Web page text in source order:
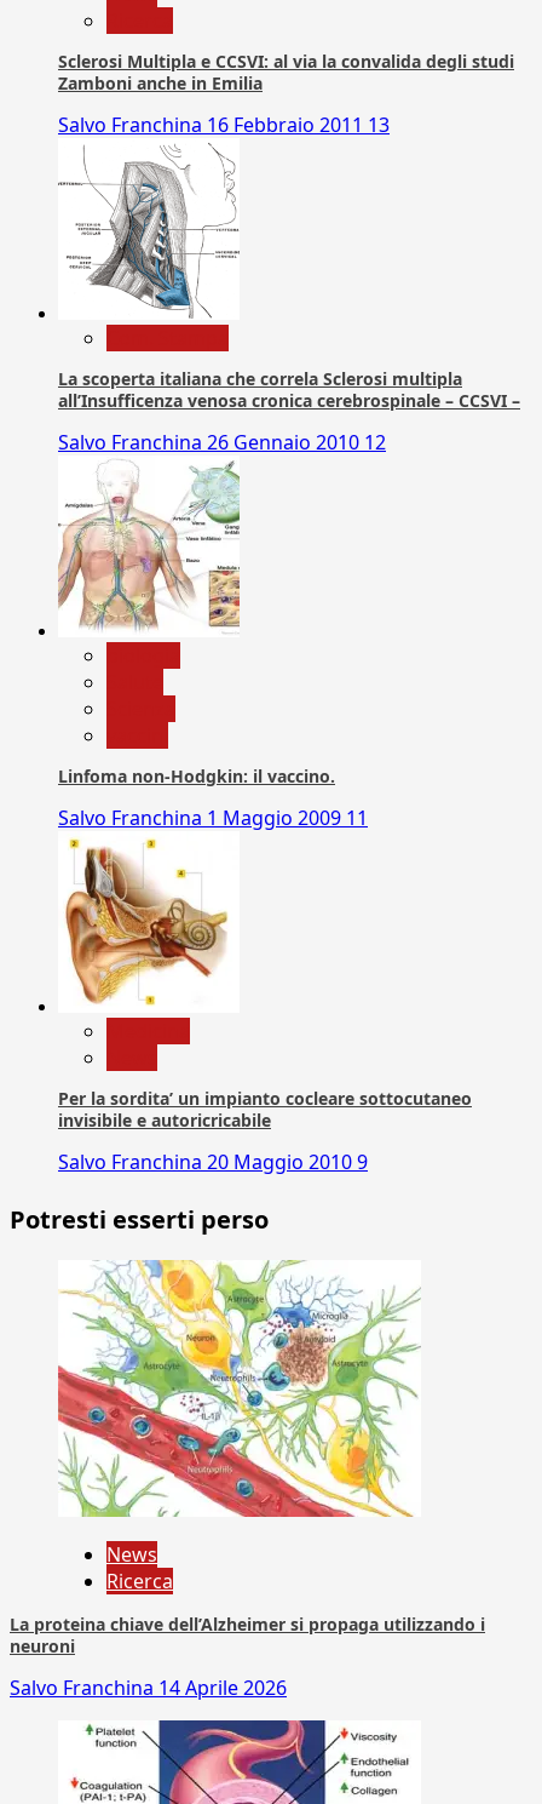
Sclerosi Multipla e CCSVI: al via la convalida degli studi
Zamboni anche in Emilia
Salvo Franchina 16 Febbraio 2011 13
La scoperta italiana che correla Sclerosi multipla
all’Insufficenza venosa cronica cerebrospinale – CCSVI –
Salvo Franchina 26 Gennaio 2010 12
Linfoma non-Hodgkin: il vaccino.
Salvo Franchina 1 Maggio 2009 11
Per la sordita’ un impianto cocleare sottocutaneo
invisibile e autoricricabile
Salvo Franchina 20 Maggio 20109
Potresti esserti perso
News
Ricerca
La proteina chiave dell’Alzheimer si propaga utilizzando i
neuroni
Salvo Franchina 14 Aprile 2026